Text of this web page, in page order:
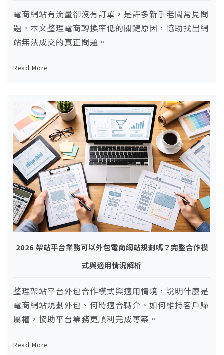
電商網站有流量卻沒有訂單，是許多新手老闆常見問
題。本文整理電商轉換率低的關鍵原因，協助找出網
站無法成交的真正問題。
Read More
2026 架站平台業務可以外包電商網站規劃嗎？完整合作模
式與適用情況解析
整理架站平台外包合作模式與適用情境，說明什麼是
電商網站規劃外包、何時適合轉介、如何維持客戶歸
屬權，協助平台業務更順利完成專案。
Read More